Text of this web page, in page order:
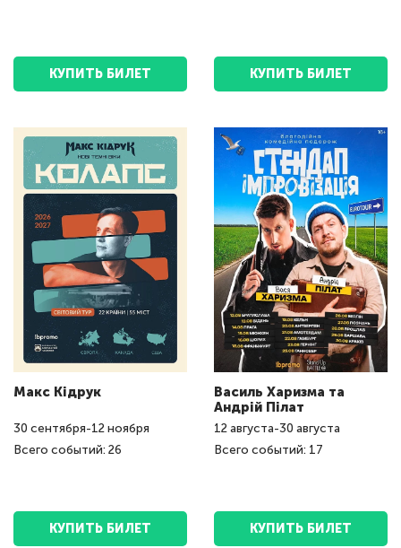
КУПИТЬ БИЛЕТ КУПИТЬ БИЛЕТ
Макс Кідрук
30 сентября-12ноября
Всего событий: 26
КУПИТЬ БИЛЕТ
Василь Харизма та
Андрій Пілат
12августа-30 августа
Всего событий: 17
КУПИТЬ БИЛЕТ